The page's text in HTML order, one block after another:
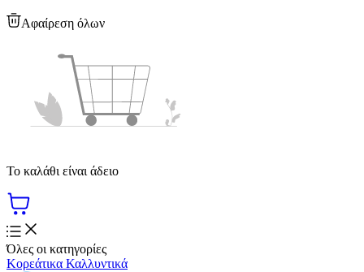
Αφαίρεση όλων
Το καλάθι είναι άδειο
Όλες οι κατηγορίες
Κορεάτικα Καλλυντικά